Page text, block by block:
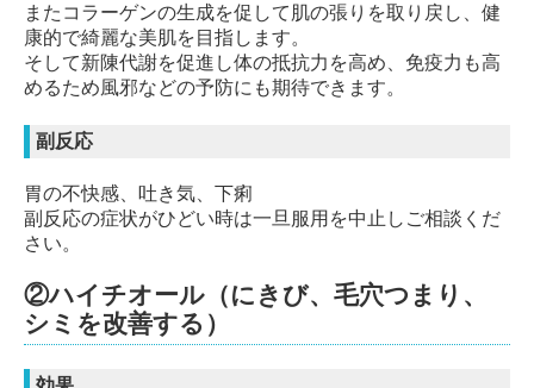
またコラーゲンの生成を促して肌の張りを取り戻し、健
康的で綺麗な美肌を目指します。
そして新陳代謝を促進し体の抵抗力を高め、免疫力も高
めるため風邪などの予防にも期待できます。
副反応
胃の不快感、吐き気、下痢
副反応の症状がひどい時は一旦服用を中止しご相談くだ
さい。
②ハイチオール（にきび、毛穴つまり、
シミを改善する）